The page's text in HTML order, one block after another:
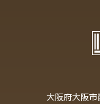
大阪府大阪